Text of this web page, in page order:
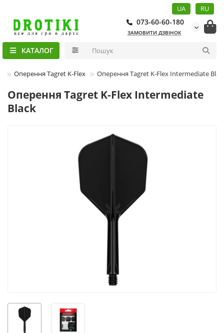
UA RU
073-60-60-180
ЗАМОВИТИ ДЗВІНОК
КАТАЛОГ
Оперення Tagret K-Flex Оперення Tagret K-Flex Intermediate
Оперення Tagret K-Flex Intermediate
Black